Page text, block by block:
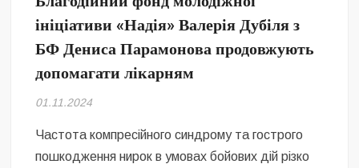
Безугла закликає валити Сирського
Світові бренди одягу та взуття: розвиток ринку та вплив на
сучасну моду
Командувач ВМС Неїжпапа закликав не дестабілізувати ситуацію
навколо керівництва армії
ініціативи «Надія» Валерія Дубіля з
БФ Дениса Парамонова продовжують
допомагати лікарням
01.11.2024
Частота компресійного синдрому та гострого
пошкодження нирок в умовах бойових дій різко